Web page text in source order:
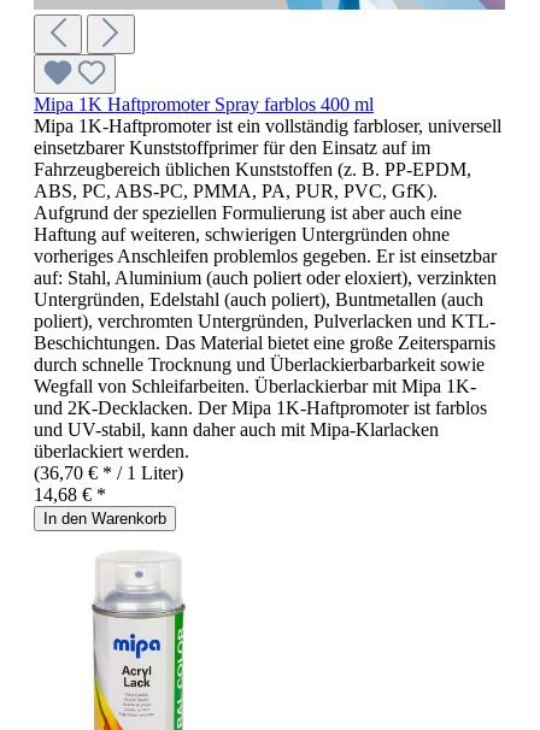
Mipa 1K Haftpromoter Spray farblos 400 ml
Mipa 1K-Haftpromoter ist ein vollständig farbloser, universell
einsetzbarer Kunststoffprimer für den Einsatz auf im
Fahrzeugbereich üblichen Kunststoffen (z. B. PP-EPDM,
ABS, PC, ABS-PC, PMMA, PA, PUR, PVC, GfK).
Aufgrund der speziellen Formulierung ist aber auch eine
Haftung auf weiteren, schwierigen Untergründen ohne
vorheriges Anschleifen problemlos gegeben. Er ist einsetzbar
auf: Stahl, Aluminium (auch poliert oder eloxiert), verzinkten
Untergründen, Edelstahl (auch poliert), Buntmetallen (auch
poliert), verchromten Untergründen, Pulverlacken und KTL-
Beschichtungen. Das Material bietet eine große Zeitersparnis
durch schnelle Trocknung und Überlackierbarbarkeit sowie
Wegfall von Schleifarbeiten. Überlackierbar mit Mipa 1K-
und 2K-Decklacken. Der Mipa 1K-Haftpromoter ist farblos
und UV-stabil, kann daher auch mit Mipa-Klarlacken
überlackiert werden.
(36,70 € * / 1 Liter)
14,68 € *
In den Warenkorb